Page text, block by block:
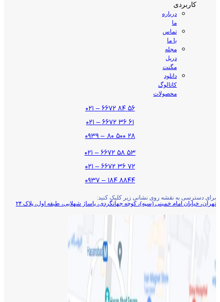
کاربردی
درباره
ما
تماس
با ما
مجله
دریل
مگنت
دانلود
کاتالوگ
محصولات
۵۶ ۸۴ ۶۶۷۲ – ۰۲۱
۶۱ ۳۶ ۶۶۷۲ – ۰۲۱
۲۸ ۵۰۰ ۸۰ – ۰۹۳۹
۵۳ ۵۸ ۶۶۷۲ – ۰۲۱
۷۲ ۳۶ ۶۶۷۲ – ۰۲۱
۸۸۴۴ ۱۸۴ – ۰۹۳۷
برای دسترسی به نقشه روی نشانی زیر کلیک کنید:
تهران، خیابان امام خمینی (سپه)، کوچه جهانگردی،‌ پاساژ شهلایی، طبقه اول، پلاک ۲۴